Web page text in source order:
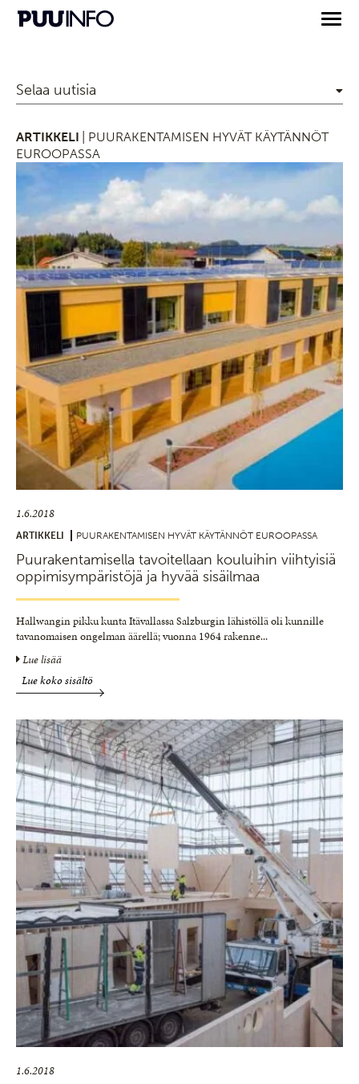
Selaa uutisia
ARTIKKELI
| PUURAKENTAMISEN HYVÄT KÄYTÄNNÖT
EUROOPASSA
1.6.2018
ARTIKKELI PUURAKENTAMISEN HYVÄT KÄYTÄNNÖT EUROOPASSA
Puurakentamisella tavoitellaan kouluihin viihtyisiä
oppimisympäristöjä ja hyvää sisäilmaa
Hallwangin pikku kunta Itävallassa Salzburgin lähistöllä oli kunnille
tavanomaisen ongelman äärellä; vuonna 1964 rakenne...
Lue lisää
Lue koko sisältö
1.6.2018